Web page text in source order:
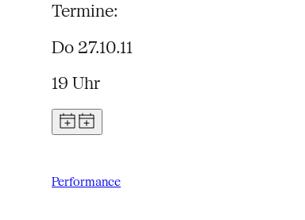
Termine:
Do 27.10.11
19 Uhr
Performance